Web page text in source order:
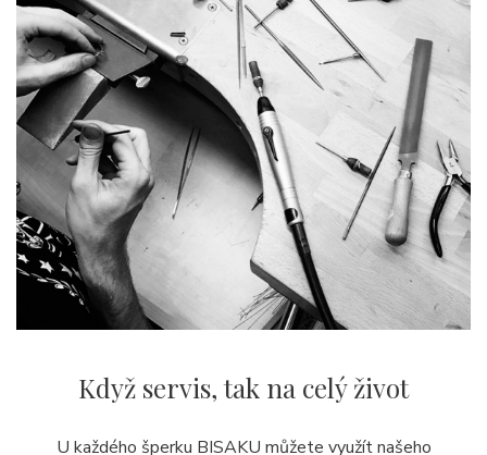
Když servis,tak na celý život
U každého šperku BISAKU můžete využít našeho